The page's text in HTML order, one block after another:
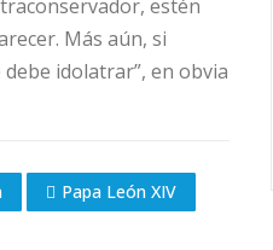
estén
Más aún, si
idolatrar”, en obvia
Papa León XIV